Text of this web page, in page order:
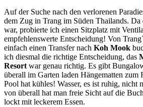
Auf der Suche nach den verlorenen
dem Zug in Trang im Süden Thailands. Da
war, probierte ich einen Sitzplatz mit
empfehlenswerte Entscheidung! Von
einfach einen Transfer nach Koh Mook
ich diesmal die richtige Entscheidung, das
Resortwar genau richtig. Es gibt
überall im Garten laden Hängematten zum
Pool hat kühles! Wasser, es ist ruhig, nicht
von überall hat man freie Sicht auf die
lockt mit leckerem Essen.